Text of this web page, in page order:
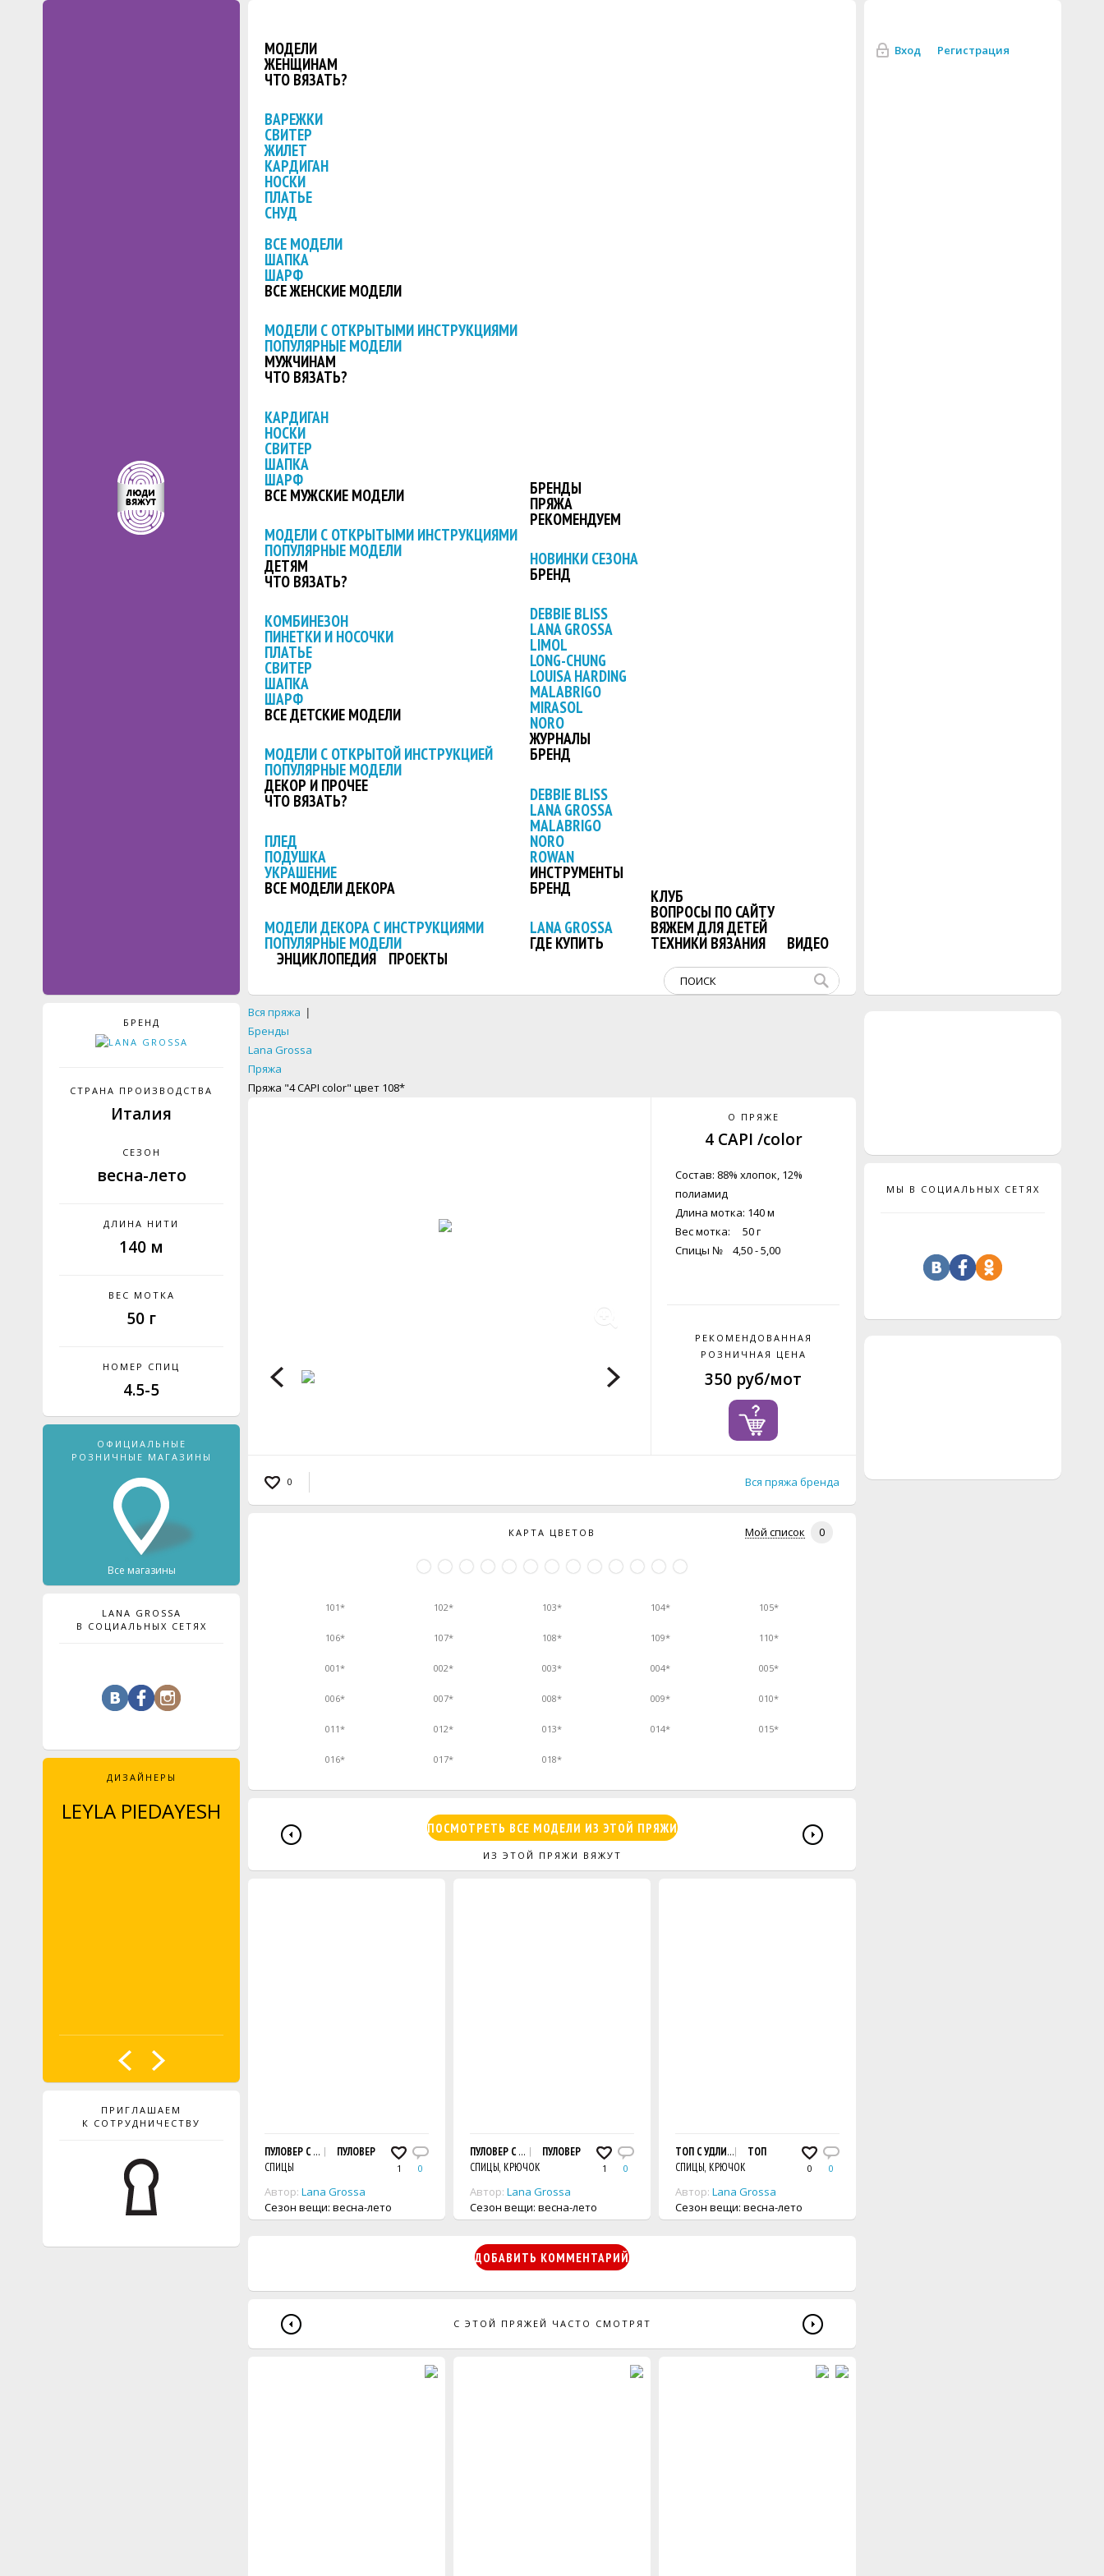
МОДЕЛИ
ЖЕНЩИНАМ
ЧТО ВЯЗАТЬ?
ВАРЕЖКИ
СВИТЕР
ЖИЛЕТ
КАРДИГАН
НОСКИ
ПЛАТЬЕ
СНУД
ВСЕ МОДЕЛИ
ШАПКА
ШАРФ
ВСЕ ЖЕНСКИЕ МОДЕЛИ
МОДЕЛИ С ОТКРЫТЫМИ ИНСТРУКЦИЯМИ
ПОПУЛЯРНЫЕ МОДЕЛИ
МУЖЧИНАМ
ЧТО ВЯЗАТЬ?
КАРДИГАН
НОСКИ
СВИТЕР
ШАПКА
ШАРФ
ВСЕ МУЖСКИЕ МОДЕЛИ
МОДЕЛИ С ОТКРЫТЫМИ ИНСТРУКЦИЯМИ
ПОПУЛЯРНЫЕ МОДЕЛИ
ДЕТЯМ
ЧТО ВЯЗАТЬ?
КОМБИНЕЗОН
ПИНЕТКИ И НОСОЧКИ
ПЛАТЬЕ
СВИТЕР
ШАПКА
ШАРФ
ВСЕ ДЕТСКИЕ МОДЕЛИ
МОДЕЛИ С ОТКРЫТОЙ ИНСТРУКЦИЕЙ
ПОПУЛЯРНЫЕ МОДЕЛИ
ДЕКОР И ПРОЧЕЕ
ЧТО ВЯЗАТЬ?
ПЛЕД
ПОДУШКА
УКРАШЕНИЕ
ВСЕ МОДЕЛИ ДЕКОРА
МОДЕЛИ ДЕКОРА С ИНСТРУКЦИЯМИ
ПОПУЛЯРНЫЕ МОДЕЛИ
БРЕНДЫ
ПРЯЖА
РЕКОМЕНДУЕМ
НОВИНКИ СЕЗОНА
БРЕНД
DEBBIE BLISS
LANA GROSSA
LIMOL
LONG-CHUNG
LOUISA HARDING
MALABRIGO
MIRASOL
NORO
ЖУРНАЛЫ
БРЕНД
DEBBIE BLISS
LANA GROSSA
MALABRIGO
NORO
ROWAN
ИНСТРУМЕНТЫ
БРЕНД
LANA GROSSA
ГДЕ КУПИТЬ
КЛУБ
ВОПРОСЫ ПО САЙТУ
ВЯЖЕМ ДЛЯ ДЕТЕЙ
ТЕХНИКИ ВЯЗАНИЯ ВИДЕО
ЭНЦИКЛОПЕДИЯ ПРОЕКТЫ
Вход Регистрация
БРЕНД
СТРАНА ПРОИЗВОДСТВА
Италия
СЕЗОН
весна-лето
ДЛИНА НИТИ
140 м
ВЕС МОТКА
50 г
НОМЕР СПИЦ
4.5-5
ОФИЦИАЛЬНЫЕ
РОЗНИЧНЫЕ МАГАЗИНЫ
Все магазины
LANA GROSSA
В СОЦИАЛЬНЫХ СЕТЯХ
ДИЗАЙНЕРЫ
LEYLA PIEDAYESH
PROBST
ПРИГЛАШАЕМ
К СОТРУДНИЧЕСТВУ
Вся пряжа |
Бренды
Lana Grossa
Пряжа
Пряжа "4 CAPI color" цвет 108*
О ПРЯЖЕ
4 CAPI /color
Состав: 88% хлопок, 12%
полиамид
Длина мотка: 140 м
Вес мотка: 50 г
Спицы № 4,50 - 5,00
РЕКОМЕНДОВАННАЯ
РОЗНИЧНАЯ ЦЕНА
350 руб/мот
0 Вся пряжа бренда
КАРТА ЦВЕТОВ Мой список 0
101* 102* 103* 104* 105*
106* 107* 108* 109* 110*
001* 002* 003* 004* 005*
006* 007* 008* 009* 010*
011* 012* 013* 014* 015*
016* 017* 018*
ПОСМОТРЕТЬ ВСЕ МОДЕЛИ ИЗ ЭТОЙ ПРЯЖИ
ИЗ ЭТОЙ ПРЯЖИ ВЯЖУТ
1 0
ПУЛОВЕР С V-ОБРАЗНЫМ ВЫРЕЗОМ ГОРЛОВИНЫ
ПУЛОВЕР
СПИЦЫ
Автор: Lana Grossa
Сезон вещи: весна-лето
1 0
ПУЛОВЕР С КРУГЛОЙ КОКЕТКОЙ И ОРИГИНАЛЬНЫМИ РУКОВАМИ
ПУЛОВЕР
СПИЦЫ, КРЮЧОК
Автор: Lana Grossa
Сезон вещи: весна-лето
0 0
ТОП С УДЛИНЕННОЙ СПИНКОЙ
ТОП
СПИЦЫ, КРЮЧОК
Автор: Lana Grossa
Сезон вещи: весна-лето
ДОБАВИТЬ КОММЕНТАРИЙ
С ЭТОЙ ПРЯЖЕЙ ЧАСТО СМОТРЯТ
МЫ В СОЦИАЛЬНЫХ СЕТЯХ